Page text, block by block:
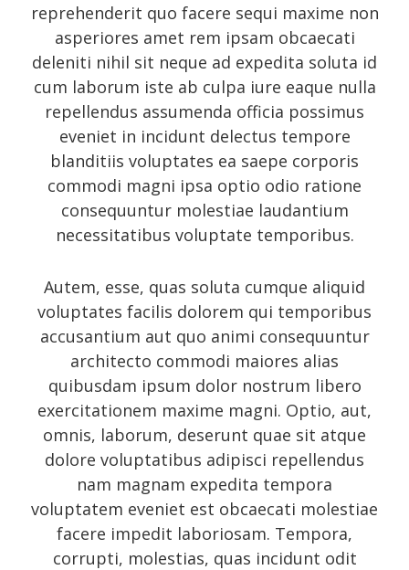
November 2014
October 2014
September 2014
August 2014
July 2014
June 2014
May 2014
February 2014
January 2014
September 2005
Categories
Audio
Branding
reprehenderit quo facere sequi maxime non
asperiores amet rem ipsam obcaecati
deleniti nihil sit neque ad expedita soluta id
cum laborum iste ab culpa iure eaque nulla
repellendus assumenda officia possimus
eveniet in incidunt delectus tempore
blanditiis voluptates ea saepe corporis
commodi magni ipsa optio odio ratione
consequuntur molestiae laudantium
necessitatibus voluptate temporibus.
Autem, esse, quas soluta cumque aliquid
voluptates facilis dolorem qui temporibus
accusantium aut quo animi consequuntur
architecto commodi maiores alias
quibusdam ipsum dolor nostrum libero
exercitationem maxime magni. Optio, aut,
omnis, laborum, deserunt quae sit atque
dolore voluptatibus adipisci repellendus
nam magnam expedita tempora
voluptatem eveniet est obcaecati molestiae
facere impedit laboriosam. Tempora,
corrupti, molestias, quas incidunt odit